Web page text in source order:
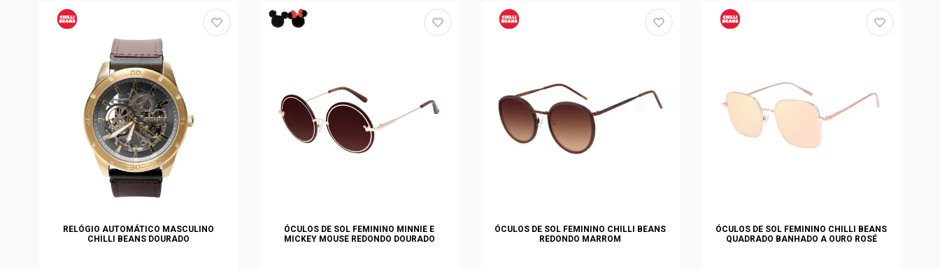
RELÓGIO AUTOMÁTICO MASCULINO
CHILLI BEANS DOURADO
ÓCULOS DE SOL FEMININO MINNIE E
MICKEY MOUSE REDONDO DOURADO
ÓCULOS DE SOL FEMININO CHILLI BEANS
REDONDO MARROM
ÓCULOS DE SOL FEMININO CHILLI BEANS
QUADRADO BANHADO A OURO ROSÉ